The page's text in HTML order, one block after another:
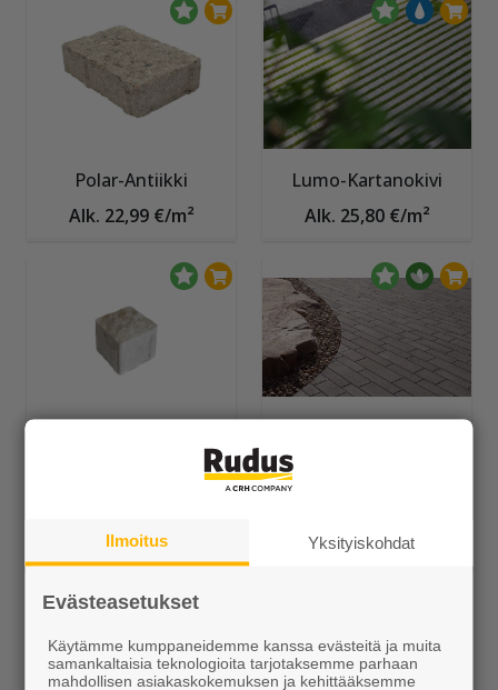
Polar-Antiikki
Alk. 22,99 €/m²
Lumo-Kartanokivi
Alk. 25,80 €/m²
Ilmoitus Yksityiskohdat
Evästeasetukset
Käytämme kumppaneidemme kanssa evästeitä ja muita
samankaltaisia teknologioita tarjotaksemme parhaan
mahdollisen asiakaskokemuksen ja kehittääksemme